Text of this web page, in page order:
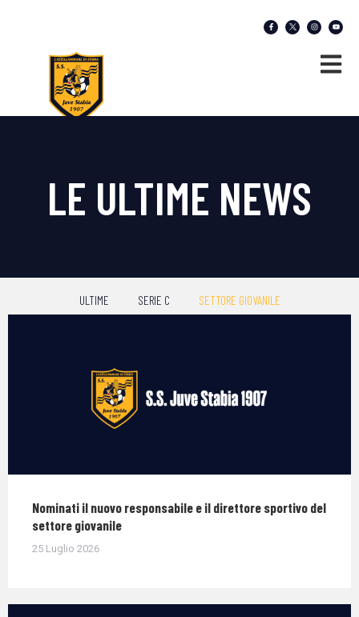
LE ULTIME NEWS
ULTIME SERIE C SETTORE GIOVANILE
Nominati il nuovo responsabile e il direttore sportivo del
settore giovanile
25 Luglio 2026